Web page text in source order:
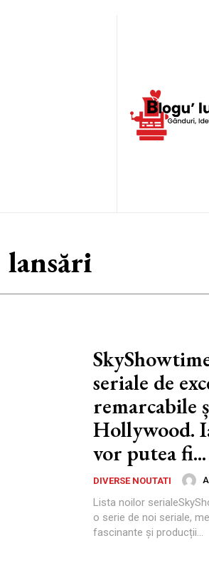
lansări
seriale de
remarcabile
Hollywood.
vor putea fi...
DIVERSE NOUTATI
Lista noilor
o serie de noi seriale,
fascinante și producții...